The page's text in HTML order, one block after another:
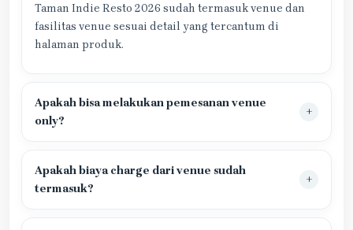
Taman Indie Resto 2026 sudah termasuk venue dan
fasilitas venue sesuai detail yang tercantum di
halaman produk.
Apakah bisa melakukan pemesanan venue
only?
Apakah biaya charge dari venue sudah
termasuk?